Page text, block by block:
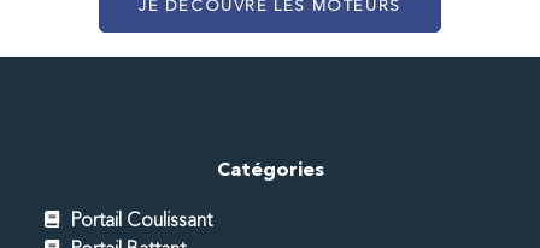
JE DÉCOUVRE LES MOTEURS
Catégories
Portail Coulissant